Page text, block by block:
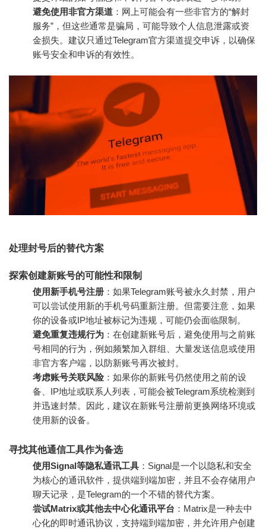
避免使用非官方渠道 ：网上可能会有一些非官方的“解封
服务”，但这些通常是骗局，可能导致个人信息泄露或资
金损失。建议只通过Telegram官方渠道提交申诉，以确保
账号安全和申诉的有效性。
处理封号后的替代方案
探索创建新账号的可能性和限制
使用新手机号注册 ：如果Telegram账号被永久封禁，用户
可以尝试使用新的手机号码重新注册。但需要注意，如果
你的设备或IP地址被标记为违规，可能仍会面临限制。
避免重复违规行为 ：在创建新账号后，避免使用与之前账
号相同的行为，例如频繁加入群组、大量发送信息或使用
非官方客户端，以防新账号再次被封。
考虑账号关联风险：如果你的新账号仍然使用之前的设
备、IP地址或联系人列表，可能会被Telegram系统检测到
并迅速封禁。因此，建议在新账号注册前更换网络环境或
使用新的设备。
寻找其他通信工具作为备选
使用Signal等隐私通讯工具 ：Signal是一个以隐私和安全
为核心的通讯软件，提供端到端加密，并且不会存储用户
聊天记录，是Telegram的一个不错的替代方案。
尝试Matrix或其他去中心化通讯平台 ：Matrix是一种去中
心化的即时通讯协议，支持端到端加密，并允许用户创建